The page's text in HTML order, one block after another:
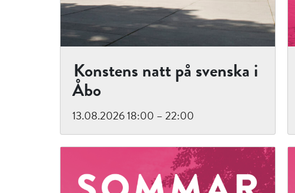
Konstens natt på svenska i
Åbo
13.08.2026 18:00 – 22:00